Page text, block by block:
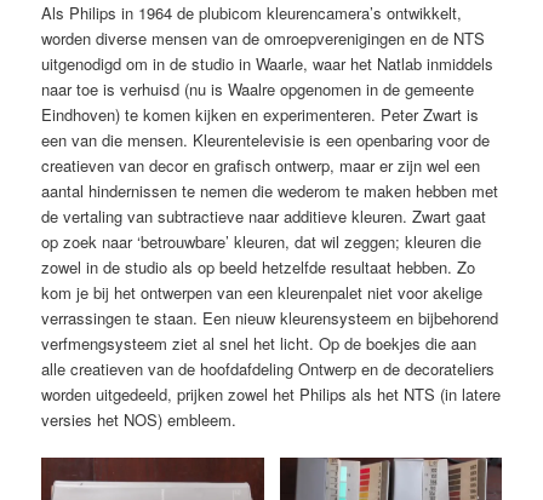
Als Philips in 1964 de plubicom kleurencamera’s ontwikkelt,
worden diverse mensen van de omroepverenigingen en de NTS
uitgenodigd om in de studio in Waarle, waar het Natlab inmiddels
naar toe is verhuisd (nu is Waalre opgenomen in de gemeente
Eindhoven) te komen kijken en experimenteren. Peter Zwart is
een van die mensen. Kleurentelevisie is een openbaring voor de
creatieven van decor en grafisch ontwerp, maar er zijn wel een
aantal hindernissen te nemen die wederom te maken hebben met
de vertaling van subtractieve naar additieve kleuren. Zwart gaat
op zoek naar ‘betrouwbare’ kleuren, dat wil zeggen; kleuren die
zowel in de studio als op beeld hetzelfde resultaat hebben. Zo
kom je bij het ontwerpen van een kleurenpalet niet voor akelige
verrassingen te staan. Een nieuw kleurensysteem en bijbehorend
verfmengsysteem ziet al snel het licht. Op de boekjes die aan
alle creatieven van de hoofdafdeling Ontwerp en de decorateliers
worden uitgedeeld, prijken zowel het Philips als het NTS (in latere
versies het NOS) embleem.